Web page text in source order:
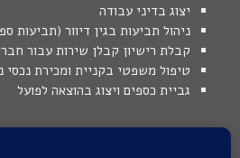
יצוג בדיני עבודה
ניהול תביעות בגין דיוור (תביעות
קבלת רישיון קבלן שירות עבור
טיפול משפטי בקניית ומכירת נכסי
גביית כספים ויצוג בהוצאה לפועל